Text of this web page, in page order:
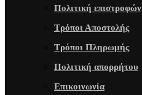
Πολιτική επιστροφών
Τρόποι Αποστολής
Τρόποι Πληρωμής
Πολιτική απορρήτου
Επικοινωνία